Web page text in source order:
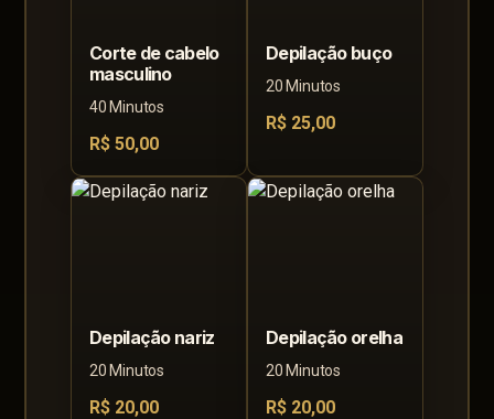
Corte de cabelo
masculino
40 Minutos
R$ 50,00
Depilação buço
20 Minutos
R$ 25,00
Depilação nariz
20 Minutos
R$ 20,00
Depilação orelha
20 Minutos
R$ 20,00